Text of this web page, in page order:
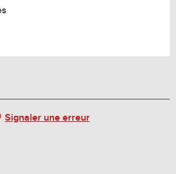
Signaler une erreur